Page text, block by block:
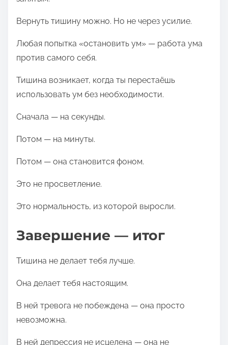
Вернуть тишину можно. Но не через усилие.
Любая попытка «остановить ум» — работа ума
против самого себя.
Тишина возникает, когда ты перестаёшь
использовать ум без необходимости.
Сначала — на секунды.
Потом — на минуты.
Потом — она становится фоном.
Это не просветление.
Это нормальность, из которой выросли.
Завершение — итог
Тишина не делает тебя лучше.
Она делает тебя настоящим.
В ней тревога не побеждена — она просто
невозможна.
В ней депрессия не исцелена — она не